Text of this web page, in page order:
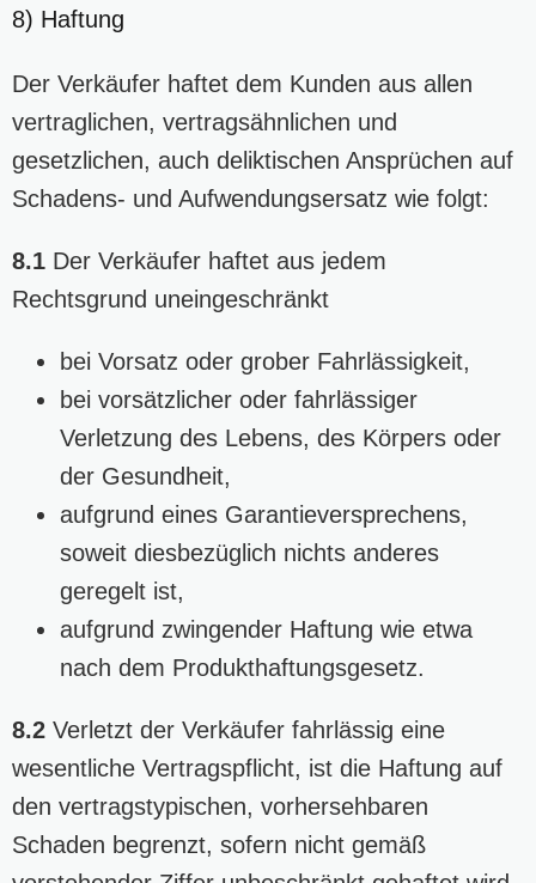
8) Haftung
Der Verkäufer haftet dem Kunden aus allen
vertraglichen, vertragsähnlichen und
gesetzlichen, auch deliktischen Ansprüchen auf
Schadens- und Aufwendungsersatz wie folgt:
8.1 Der Verkäufer haftet aus jedem
Rechtsgrund uneingeschränkt
bei Vorsatz oder grober Fahrlässigkeit,
bei vorsätzlicher oder fahrlässiger
Verletzung des Lebens, des Körpers oder
der Gesundheit,
aufgrund eines Garantieversprechens,
soweit diesbezüglich nichts anderes
geregelt ist,
aufgrund zwingender Haftung wie etwa
nach dem Produkthaftungsgesetz.
8.2 Verletzt der Verkäufer fahrlässig eine
wesentliche Vertragspflicht, ist die Haftung auf
den vertragstypischen, vorhersehbaren
Schaden begrenzt, sofern nicht gemäß